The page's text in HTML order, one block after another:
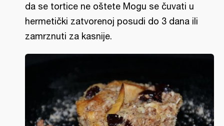
da se tortice ne oštete Mogu se čuvati u
hermetički zatvorenoj posudi do 3 dana ili
zamrznuti za kasnije.